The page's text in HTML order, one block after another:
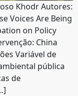
Khodr Autores:
Voices Are Being
on Policy
China
Variável de
pública
de